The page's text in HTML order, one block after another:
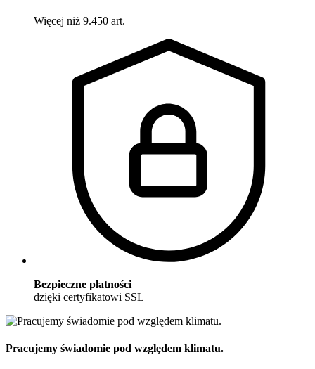
Więcej niż 9.450 art.
Bezpieczne płatności
dzięki certyfikatowi SSL
Pracujemy świadomie pod względem klimatu.